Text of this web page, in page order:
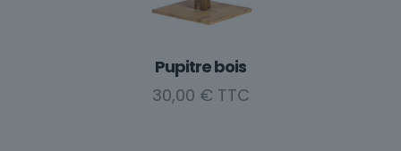
produit
Pupitre bois
30,00 €